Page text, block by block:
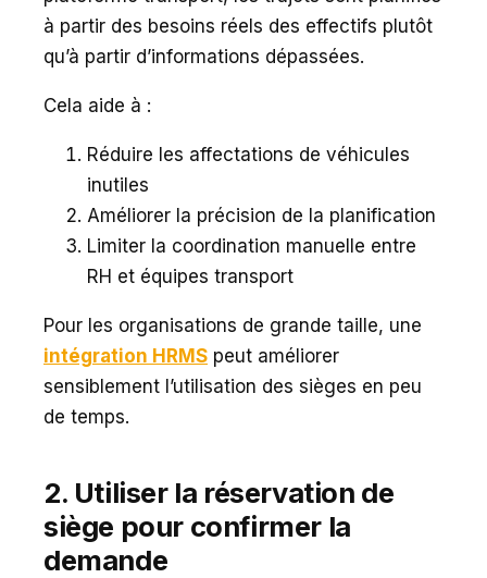
à partir des besoins réels des effectifs plutôt
qu’à partir d’informations dépassées.
Cela aide à :
Réduire les affectations de véhicules
inutiles
Améliorer la précision de la planification
Limiter la coordination manuelle entre
RH et équipes transport
Pour les organisations de grande taille, une
intégration HRMS peut améliorer
sensiblement l’utilisation des sièges en peu
de temps.
2. Utiliser la réservation de
siège pour confirmer la
demande